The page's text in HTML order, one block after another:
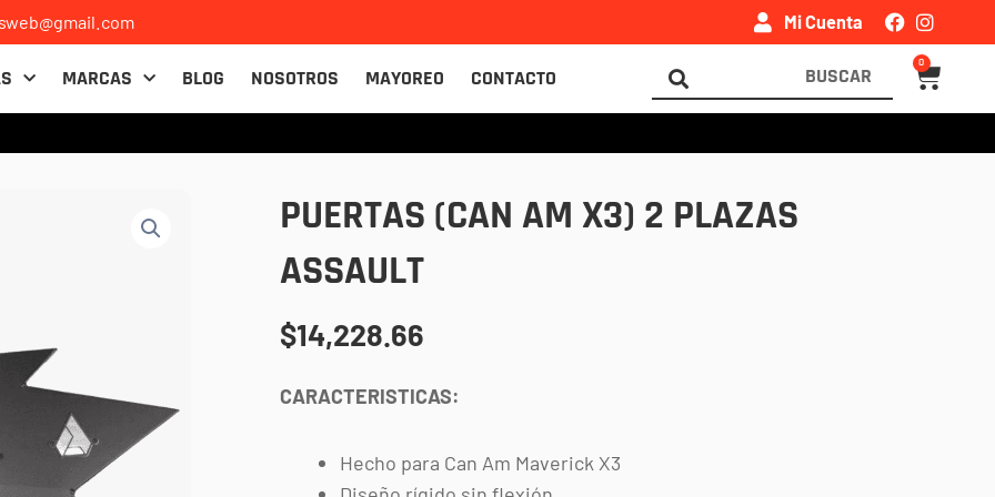
Mi Cuenta
MARCAS BLOG NOSOTROS MAYOREO CONTACTO
Search
...
0
Carrito
PUERTAS (CAN AM X3) 2 PLAZAS
ASSAULT
$14,228.66
CARACTERISTICAS:
Hecho para Can Am Maverick X3